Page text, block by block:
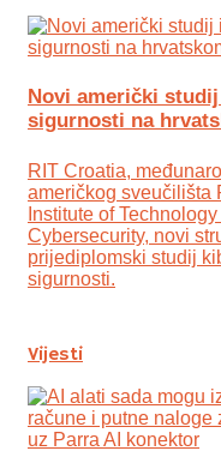
Novi američki
sigurnosti na
RIT Croatia,
američkog sveučilišta
Institute of
Cybersecurity, novi
prijediplomski studij
sigurnosti.
Vijesti